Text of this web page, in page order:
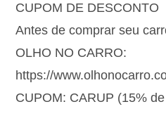
CUPOM DE DESCONTO
Antes de comprar seu
OLHO NO CARRO:
https://
CUPOM: CARUP (15%